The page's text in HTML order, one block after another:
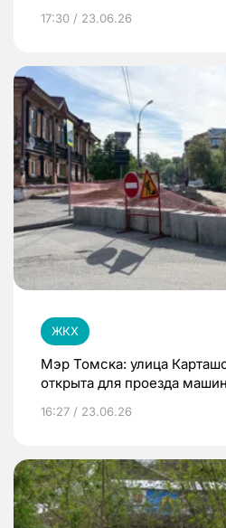
17:30 / 23.06.26
ЖКХ
Мэр Томска: улица
открыта для проезда машин
16:27 / 23.06.26